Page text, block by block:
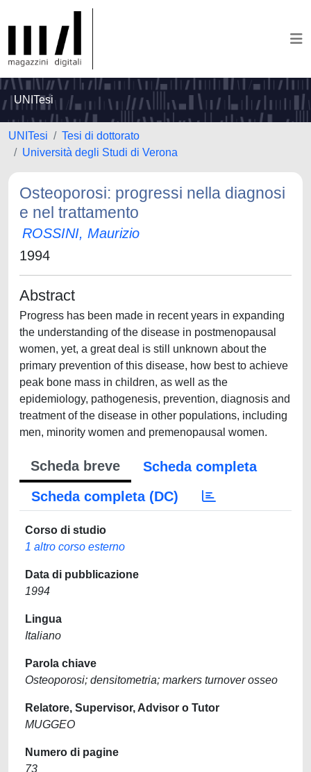
UNITesi
UNITesi
Tesi di dottorato
Università degli Studi di Verona
Osteoporosi: progressi nella diagnosi
e nel trattamento
ROSSINI, Maurizio
1994
Abstract
Progress has been made in recent years in expanding
the understanding of the disease in postmenopausal
women, yet, a great deal is still unknown about the
primary prevention of this disease, how best to achieve
peak bone mass in children, as well as the
epidemiology, pathogenesis, prevention, diagnosis and
treatment of the disease in other populations, including
men, minority women and premenopausal women.
Scheda breve
Scheda completa
Scheda completa (DC)
Corso di studio
1 altro corso esterno
Data di pubblicazione
1994
Lingua
Italiano
Parola chiave
Osteoporosi; densitometria; markers turnover osseo
Relatore, Supervisor, Advisor o Tutor
MUGGEO
Numero di pagine
73